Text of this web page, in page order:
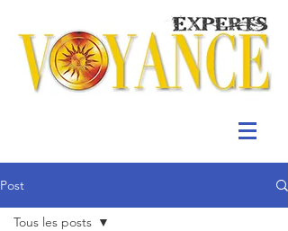
Post
Tous les posts